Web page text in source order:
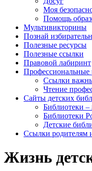
Моя
Помощь
Мультивикторины
Познай
Полезные ресурсы
Полезные ссылки
Правовой лабиринт
Профессиональные
Ссылки
Чтение
Сайты детских
Библиотеки –
Библиотеки
Детские
Ссылки родителям
Жизнь